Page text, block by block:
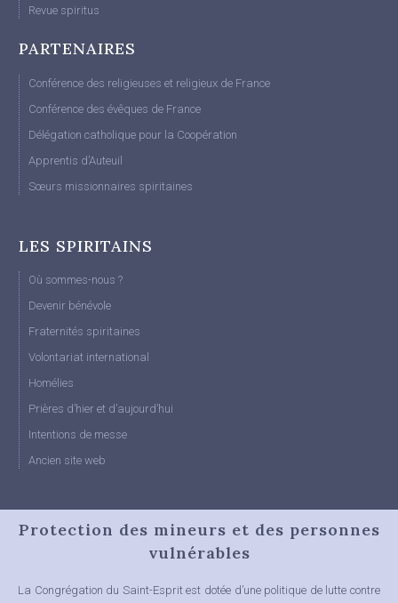
Revue spiritus
PARTENAIRES
Conférence des religieuses et religieux de France
Conférence des évêques de France
Délégation catholique pour la Coopération
Apprentis d’Auteuil
Sœurs missionnaires spiritaines
LES SPIRITAINS
Où sommes-nous ?
Devenir bénévole
Fraternités spiritaines
Volontariat international
Homélies
Prières d’hier et d’aujourd’hui
Intentions de messe
Ancien site web
Protection des mineurs et des personnes
vulnérables
La Congrégation du Saint-Esprit est dotée d’une politique de lutte contre